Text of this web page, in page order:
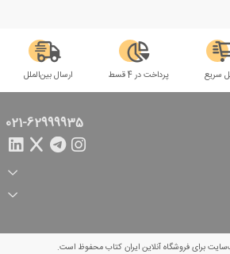
سریع پرداخت در 4 قسط ارسال بین‌الملل
021-62999935
برای فروشگاه آنلاین ایران کتاب محفوظ است.